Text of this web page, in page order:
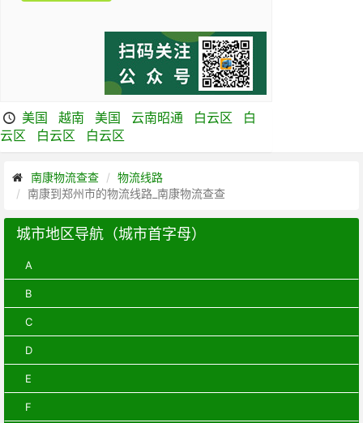
美国 越南 美国 云南昭通 白云区
白
云区
白云区 白云区
南康物流查查
物流线路
南康到郑州市的物流线路_南康物流查查
城市地区导航（城市首字母）
A
B
C
D
E
F